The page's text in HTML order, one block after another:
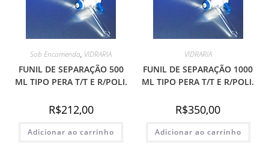
Sob Encomenda, VIDRARIA
FUNIL DE SEPARAÇÃO 500
ML TIPO PERA T/T E R/POLI.
R$212,00
Adicionar ao carrinho
VIDRARIA
FUNIL DE SEPARAÇÃO 1000
ML TIPO PERA T/T E R/POLI.
R$350,00
Adicionar ao carrinho